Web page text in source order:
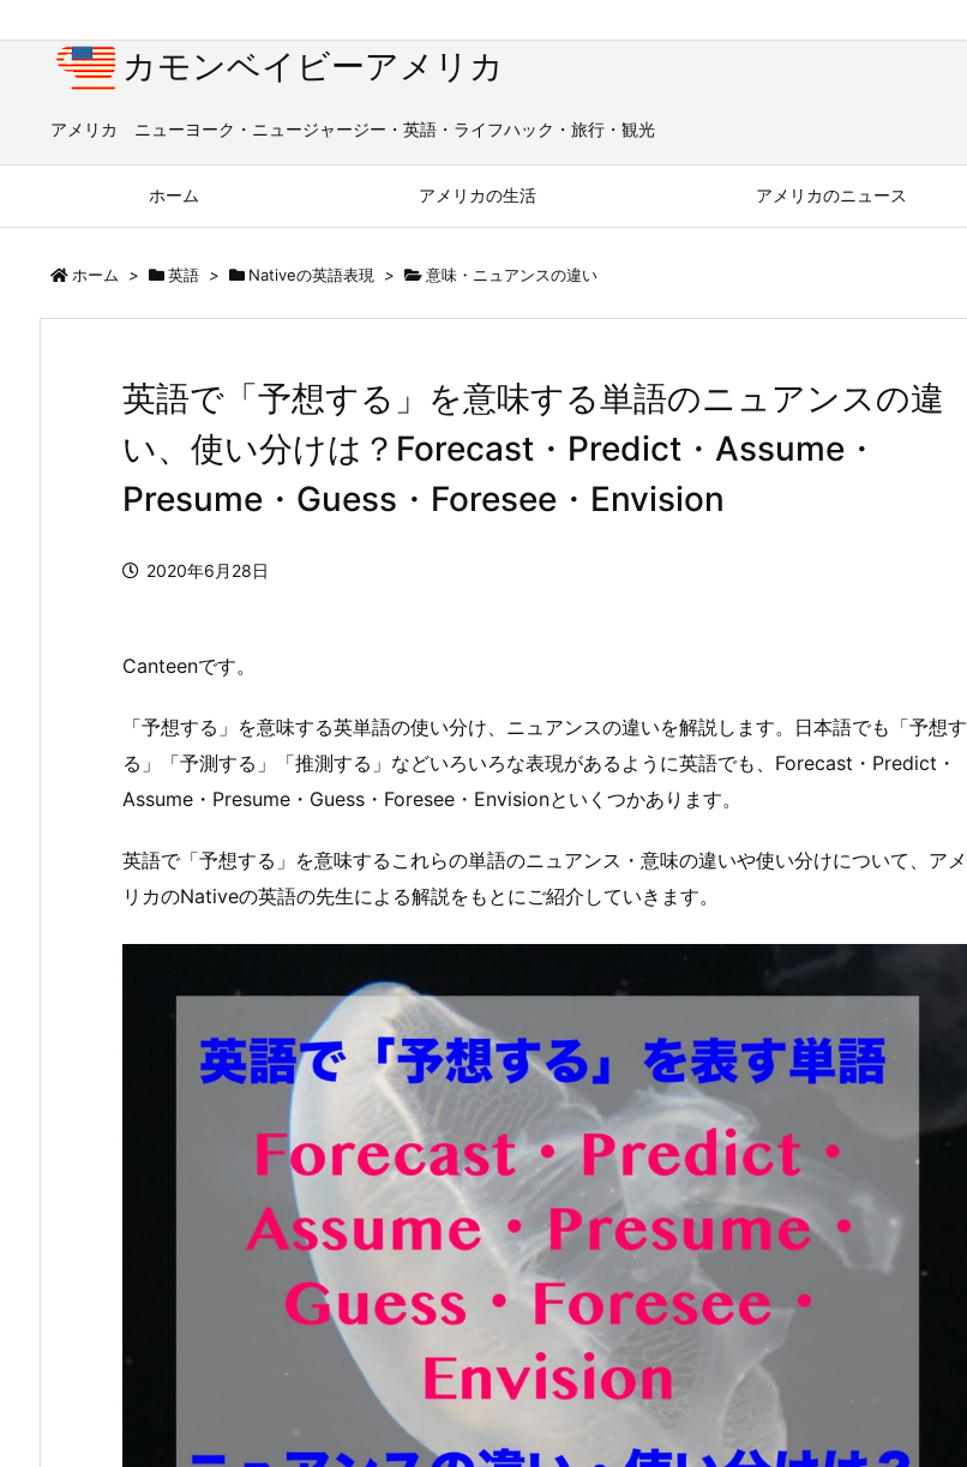
カモンベイビーアメリカ
アメリカ ニューヨーク・ニュージャージー・英語・ライフハック・旅行・観光
ホーム アメリカの生活 アメリカのニュース
ホーム > 英語 > Nativeの英語表現 > 意味・ニュアンスの違い
英語で「予想する」を意味する単語のニュアンスの違
い、使い分けは？Forecast・Predict・Assume・
Presume・Guess・Foresee・Envision
2020年6月28日
Canteenです。
「予想する」を意味する英単語の使い分け、ニュアンスの違いを解説します。日本語でも「予想す
る」「予測する」「推測する」などいろいろな表現があるように英語でも、Forecast・Predict・
Assume・Presume・Guess・Foresee・Envisionといくつかあります。
英語で「予想する」を意味するこれらの単語のニュアンス・意味の違いや使い分けについて、アメ
リカのNativeの英語の先生による解説をもとにご紹介していきます。